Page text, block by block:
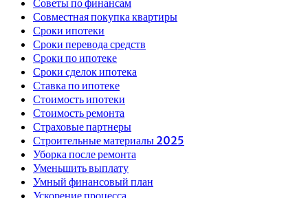
Совместная покупка квартиры
Сроки ипотеки
Сроки перевода средств
Сроки по ипотеке
Сроки сделок ипотека
Ставка по ипотеке
Стоимость ипотеки
Стоимость ремонта
Страховые партнеры
Строительные материалы 2025
Уборка после ремонта
Уменьшить выплату
Умный финансовый план
Ускорение процесса